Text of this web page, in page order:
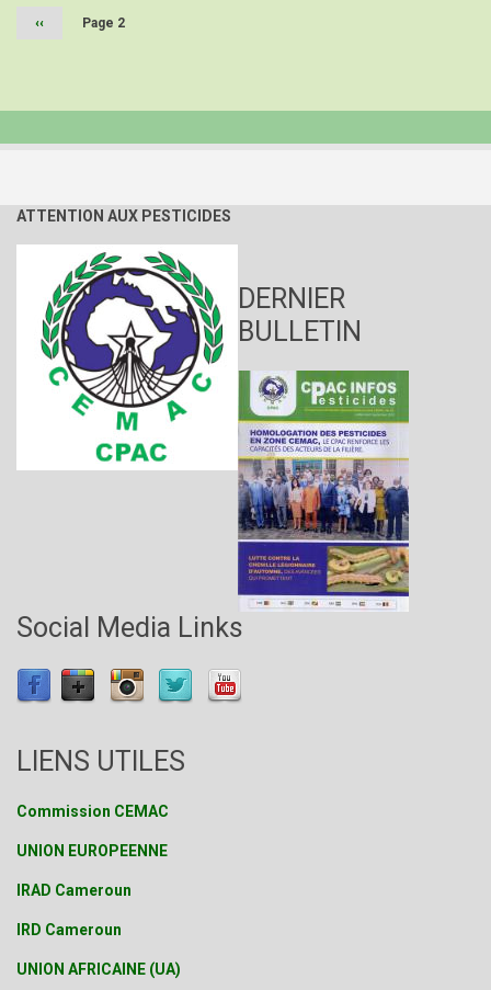
Page
précédente
‹‹ Page 2
ATTENTION AUX PESTICIDES
DERNIER
BULLETIN
Social Media Links
LIENS UTILES
Commission CEMAC
UNION EUROPEENNE
IRAD Cameroun
IRD Cameroun
UNION AFRICAINE (UA)